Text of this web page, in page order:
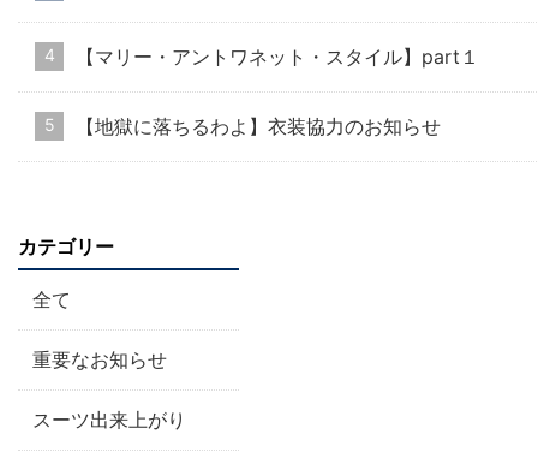
【マリー・アントワネット・スタイル】part１
【地獄に落ちるわよ】衣装協力のお知らせ
カテゴリー
全て
重要なお知らせ
スーツ出来上がり